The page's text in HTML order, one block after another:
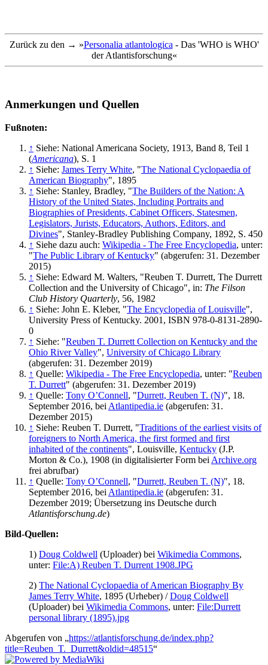
Zurück zu den → »Personalia atlantologica - Das 'WHO is WHO'
der Atlantisforschung«
Anmerkungen und Quellen
Fußnoten:
↑ Siehe: National Americana Society, 1913, Band 8, Teil 1
(Americana), S. 1
↑ Siehe: James Terry White, "The National Cyclopaedia of
American Biography", 1895
↑ Siehe: Stanley, Bradley, "The Builders of the Nation: A
History of the United States, Including Portraits and
Biographies of Presidents, Cabinet Officers, Statesmen,
Legislators, Jurists, Educators, Authors, Editors, and
Divines", Stanley-Bradley Publishing Company, 1892, S. 450
↑ Siehe dazu auch: Wikipedia - The Free Encyclopedia, unter:
"The Public Library of Kentucky" (abgerufen: 31. Dezember
2015)
↑ Siehe: Edward M. Walters, "Reuben T. Durrett, The Durrett
Collection and the University of Chicago", in: The Filson
Club History Quarterly, 56, 1982
↑ Siehe: John E. Kleber, "The Encyclopedia of Louisville",
University Press of Kentucky. 2001, ISBN 978-0-8131-2890-
0
↑ Siehe: "Reuben T. Durrett Collection on Kentucky and the
Ohio River Valley", University of Chicago Library
(abgerufen: 31. Dezember 2019)
↑ Quelle: Wikipedia - The Free Encyclopedia, unter: "Reuben
T. Durrett" (abgerufen: 31. Dezember 2019)
↑ Quelle: Tony O’Connell, "Durrett, Reuben T. (N)", 18.
September 2016, bei Atlantipedia.ie (abgerufen: 31.
Dezember 2015)
↑ Siehe: Reuben T. Durrett, "Traditions of the earliest visits of
foreigners to North America, the first formed and first
inhabited of the continents", Louisville, Kentucky (J.P.
Morton & Co.), 1908 (in digitalisierter Form bei Archive.org
frei abrufbar)
↑ Quelle: Tony O’Connell, "Durrett, Reuben T. (N)", 18.
September 2016, bei Atlantipedia.ie (abgerufen: 31.
Dezember 2019; Übersetzung ins Deutsche durch
Atlantisforschung.de)
Bild-Quellen:
1) Doug Coldwell (Uploader) bei Wikimedia Commons,
unter: File:A) Reuben T. Durrent 1908.JPG
2) The National Cyclopaedia of American Biography By
James Terry White, 1895 (Urheber) /Doug Coldwell
(Uploader) bei Wikimedia Commons, unter: File:Durrett
personal library (1895).jpg
Abgerufen von „https://atlantisforschung.de/index.php?
title=Reuben_T._Durrett&oldid=48515“